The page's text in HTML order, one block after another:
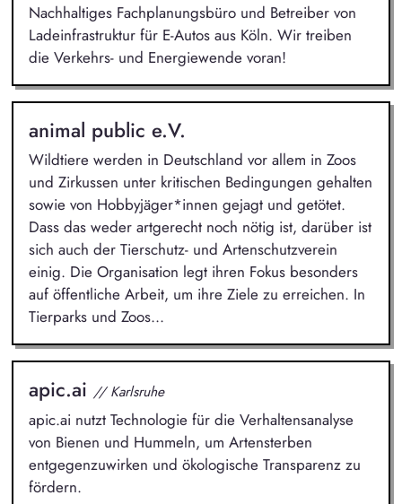
Nachhaltiges Fachplanungsbüro und Betreiber von
Ladeinfrastruktur für E-Autos aus Köln. Wir treiben
die Verkehrs- und Energiewende voran!
animal public e.V.
Wildtiere werden in Deutschland vor allem in Zoos
und Zirkussen unter kritischen Bedingungen gehalten
sowie von Hobbyjäger*innen gejagt und getötet.
Dass das weder artgerecht noch nötig ist, darüber ist
sich auch der Tierschutz- und Artenschutzverein
einig. Die Organisation legt ihren Fokus besonders
auf öffentliche Arbeit, um ihre Ziele zu erreichen. In
Tierparks und Zoos...
apic.ai // Karlsruhe
apic.ai nutzt Technologie für die Verhaltensanalyse
von Bienen und Hummeln, um Artensterben
entgegenzuwirken und ökologische Transparenz zu
fördern.